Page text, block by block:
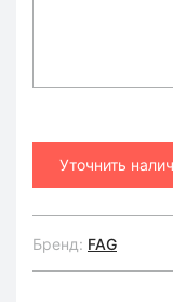
Уточнить
Бренд: FAG